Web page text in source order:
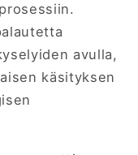
avulla,
käsityksen